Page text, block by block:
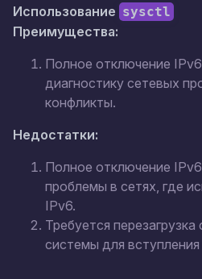
Использование sysctl
Преимущества:
Полное отключение
диагностику сетевых
конфликты.
Недостатки:
Полное отключение
проблемы в сетях, где
IPv6.
Требуется
системы для